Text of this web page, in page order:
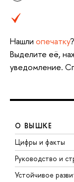
Нашли опечатку?
Выделите её,
уведомление.
О ВЫШКЕ
Цифры и факты
Руководство и
Устойчивое